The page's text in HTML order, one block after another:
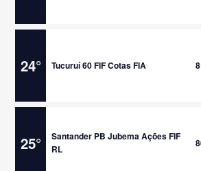
24° Tucuruí 60 FIF Cotas FIA
25°
Santander PB Jubema Ações FIF
RL